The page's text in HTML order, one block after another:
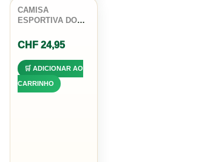
CAMISA
ESPORTIVA DO
MASCULINA
FUTEBOL RETRO
SELECAO
CHF 24,95
🛒 ADICIONAR AO
CARRINHO